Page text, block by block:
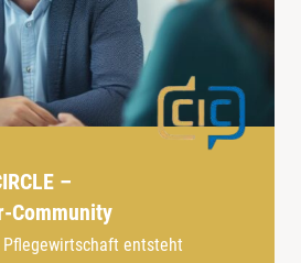
–
Community
entsteht